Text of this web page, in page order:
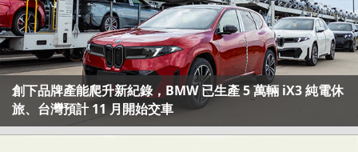
創下品牌產能爬升新紀錄，BMW 已生產 5 萬輛 iX3 純電休
旅、台灣預計 11 月開始交車